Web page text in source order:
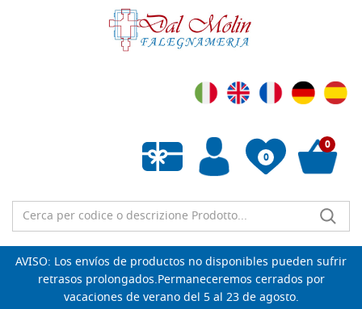
0
Lista de deseos vacía
0
AVISO: Los envíos de productos no disponibles pueden sufrir
retrasos prolongados.Permaneceremos cerrados por
vacaciones de verano del 5 al 23 de agosto.